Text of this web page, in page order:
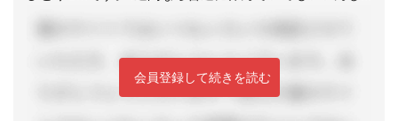
会員登録して続きを読む